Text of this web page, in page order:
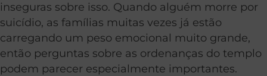
inseguras sobre isso. Quando alguém morre por
suicídio, as famílias muitas vezes já estão
carregando um peso emocional muito grande,
então perguntas sobre as ordenanças do templo
podem parecer especialmente importantes.